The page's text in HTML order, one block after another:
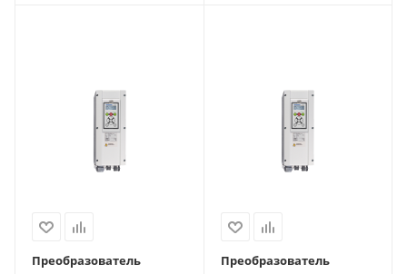
Преобразователь
Преобразователь